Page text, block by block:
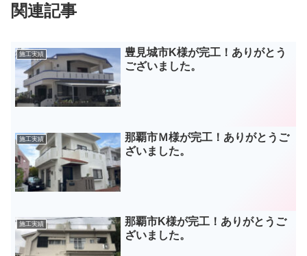
関連記事
施工実績
豊見城市K様が完工！ありがとう
ございました。
施工実績
那覇市Ｍ様が完工！ありがとうご
ざいました。
施工実績
那覇市K様が完工！ありがとうご
ざいました。